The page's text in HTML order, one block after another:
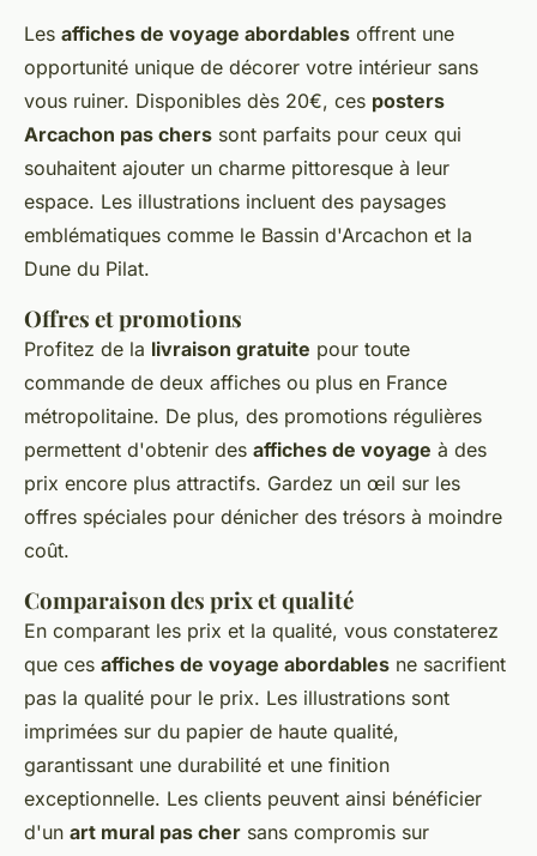
Les affiches de voyage abordables offrent une
opportunité unique de décorer votre intérieur sans
vous ruiner. Disponibles dès 20€, ces posters
Arcachon pas chers sont parfaits pour ceux qui
souhaitent ajouter un charme pittoresque à leur
espace. Les illustrations incluent des paysages
emblématiques comme le Bassin d'Arcachon et la
Dune du Pilat.
Offres et promotions
Profitez de la livraison gratuite pour toute
commande de deux affiches ou plus en France
métropolitaine. De plus, des promotions régulières
permettent d'obtenir des affiches de voyage à des
prix encore plus attractifs. Gardez un œil sur les
offres spéciales pour dénicher des trésors à moindre
coût.
Comparaison des prix et qualité
En comparant les prix et la qualité, vous constaterez
que ces affiches de voyage abordables ne sacrifient
pas la qualité pour le prix. Les illustrations sont
imprimées sur du papier de haute qualité,
garantissant une durabilité et une finition
exceptionnelle. Les clients peuvent ainsi bénéficier
d'un art mural pas cher sans compromis sur